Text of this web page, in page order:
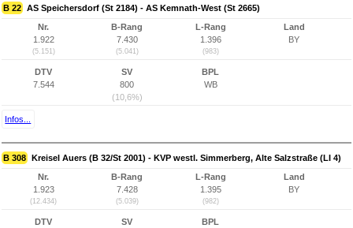
B 22 AS Speichersdorf (St 2184) - AS Kemnath-West (St 2665)
Nr.
1.922
(5.151)
B-Rang
7.430
(5.041)
L-Rang
1.396
(983)
Land
BY
DTV
7.544
SV
800
(10,6%)
BPL
WB
Infos...
B 308 Kreisel Auers (B 32/St 2001) - KVP westl. Simmerberg, Alte Salzstraße (LI 4)
Nr.
1.923
(12.434)
B-Rang
7.428
(5.039)
L-Rang
1.395
(982)
Land
BY
DTV
SV
BPL